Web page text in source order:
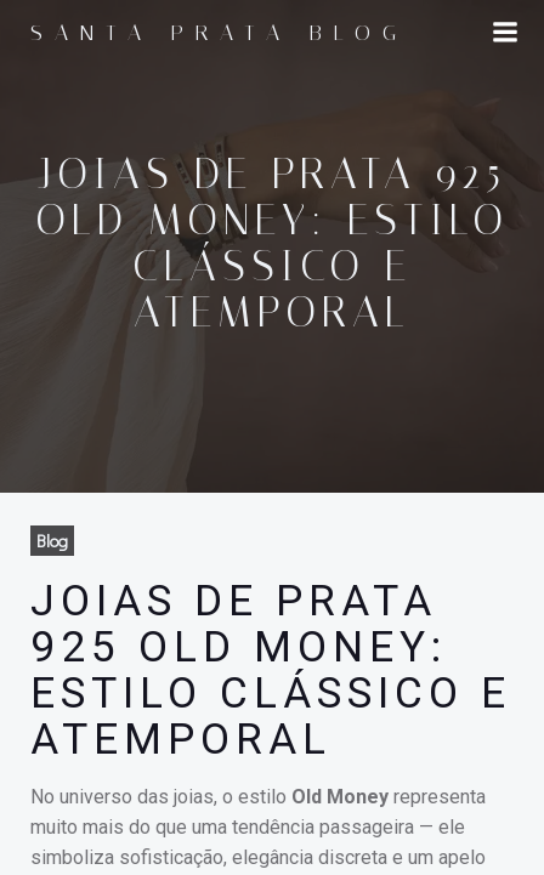
para
SANTA PRATA BLOG
JOIAS DE PRATA 925
OLD MONEY: ESTILO
CLÁSSICO E
ATEMPORAL
Blog
JOIAS DE PRATA
925 OLD MONEY:
ESTILO CLÁSSICO E
ATEMPORAL
No universo das joias, o estilo Old Money representa
muito mais do que uma tendência passageira — ele
simboliza sofisticação, elegância discreta e um apelo